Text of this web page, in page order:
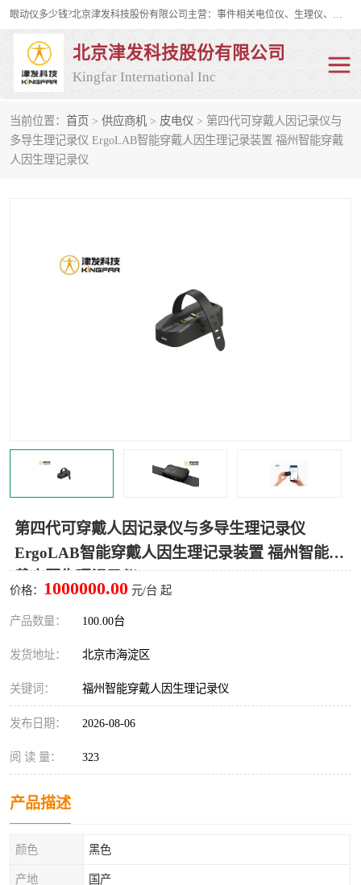
眼动仪多少钱?北京津发科技股份有限公司主营：事件相关电位仪、生理仪、肌电仪、脑电仪、皮电仪、眼动仪；是国家级高新技术企业、科技部认定的科技型中小企业和中关村高新技术企业，具备保密资格，具备自主进出口经营权；自主研发技术、产品与服务荣获多项省部级科学技术奖励、国家发明专利、国家软件著作权和省部级新技术新产品（服务）认证。
北京津发科技股份有限公司
Kingfar International Inc
当前位置： 首页 > 供应商机 > 皮电仪 > 第四代可穿戴人因记录仪与
多导生理记录仪 ErgoLAB智能穿戴人因生理记录装置 福州智能穿戴
人因生理记录仪
第四代可穿戴人因记录仪与多导生理记录仪
ErgoLAB智能穿戴人因生理记录装置 福州智能穿
价格： 1000000.00 元/台 起
产品数量： 100.00台
发货地址： 北京市海淀区
关键词： 福州智能穿戴人因生理记录仪
发布日期： 2026-08-06
阅 读 量： 323
产品描述
颜色 黑色
产地 国产
皮电仪 脑电仪
行为观察与表情分析
人机交互实验室
神经营销与消费行为实验 车俩与驾驶模拟